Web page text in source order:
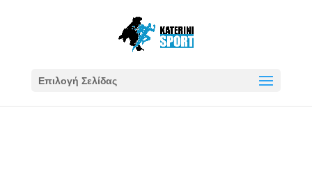
Επιλογή Σελίδας